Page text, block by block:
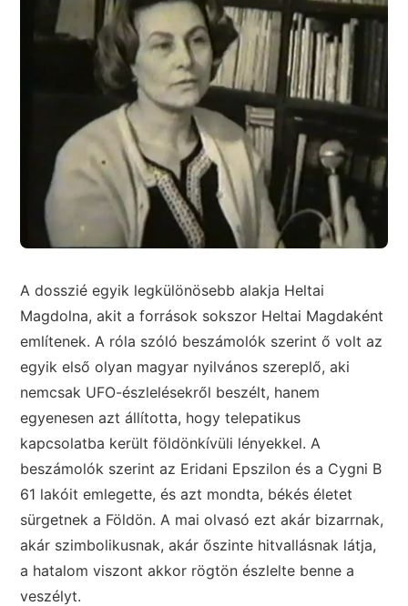
A dosszié egyik legkülönösebb alakja Heltai
Magdolna, akit a források sokszor Heltai Magdaként
említenek. A róla szóló beszámolók szerint ő volt az
egyik első olyan magyar nyilvános szereplő, aki
nemcsak UFO-észlelésekről beszélt, hanem
egyenesen azt állította, hogy telepatikus
kapcsolatba került földönkívüli lényekkel. A
beszámolók szerint az Eridani Epszilon és a Cygni B
61 lakóit emlegette, és azt mondta, békés életet
sürgetnek a Földön. A mai olvasó ezt akár bizarrnak,
akár szimbolikusnak, akár őszinte hitvallásnak látja,
a hatalom viszont akkor rögtön észlelte benne a
veszélyt.